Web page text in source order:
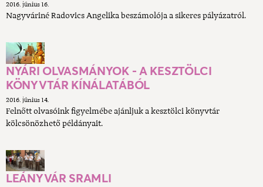
2016. június 16.
Nagyváriné Radovics Angelika beszámolója a sikeres pályázatról.
NYÁRI OLVASMÁNYOK - A KESZTÖLCI
KÖNYVTÁR KÍNÁLATÁBÓL
2016. június 14.
Felnőtt olvasóink figyelmébe ajánljuk a kesztölci könyvtár
kölcsönözhető példányait.
LEÁNYVÁR SRAMLI